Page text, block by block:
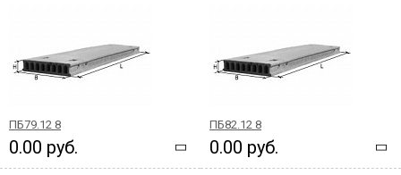
ПБ79.12 8
0.00 руб.
ПБ82.12 8
0.00 руб.